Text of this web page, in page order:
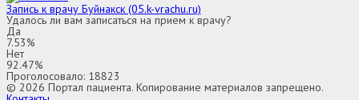
Запись к врачу Буйнакск (05.k-vrachu.ru)
Удалось ли вам записаться на прием к врачу?
Да
7.53%
Нет
92.47%
Проголосовало: 18823
© 2026 Портал пациента. Копирование материалов запрещено.